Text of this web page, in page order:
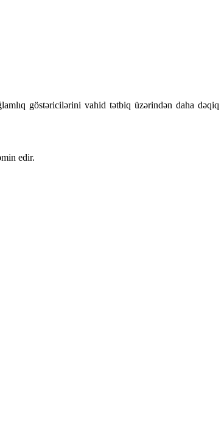
göstəricilərini vahid tətbiq üzərindən daha dəqiq
edir.